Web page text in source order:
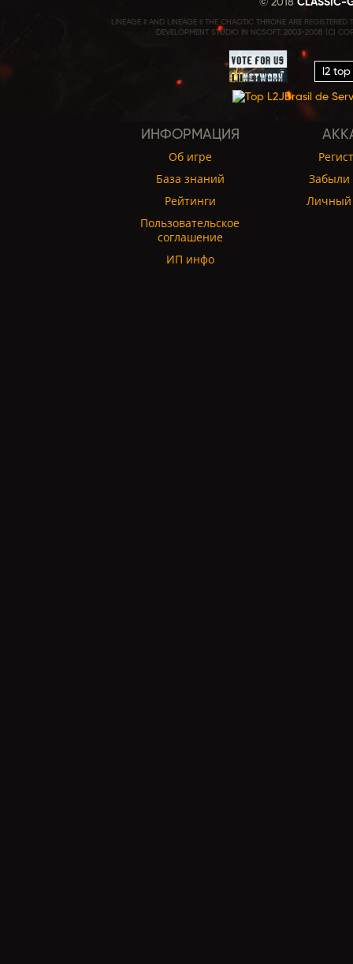
© 2018 CLASSIC-
LINEAGE II AND LINEAGE II THE CHAOTIC THRONE ARE
DEVELOPMENT STUDIO IN NCSOFT. 2003-2008 (C)
l2 top
ИНФОРМАЦИЯ
Об игре
База знаний
Рейтинги
Пользовательское
соглашение
ИП инфо
Забыли
Личный